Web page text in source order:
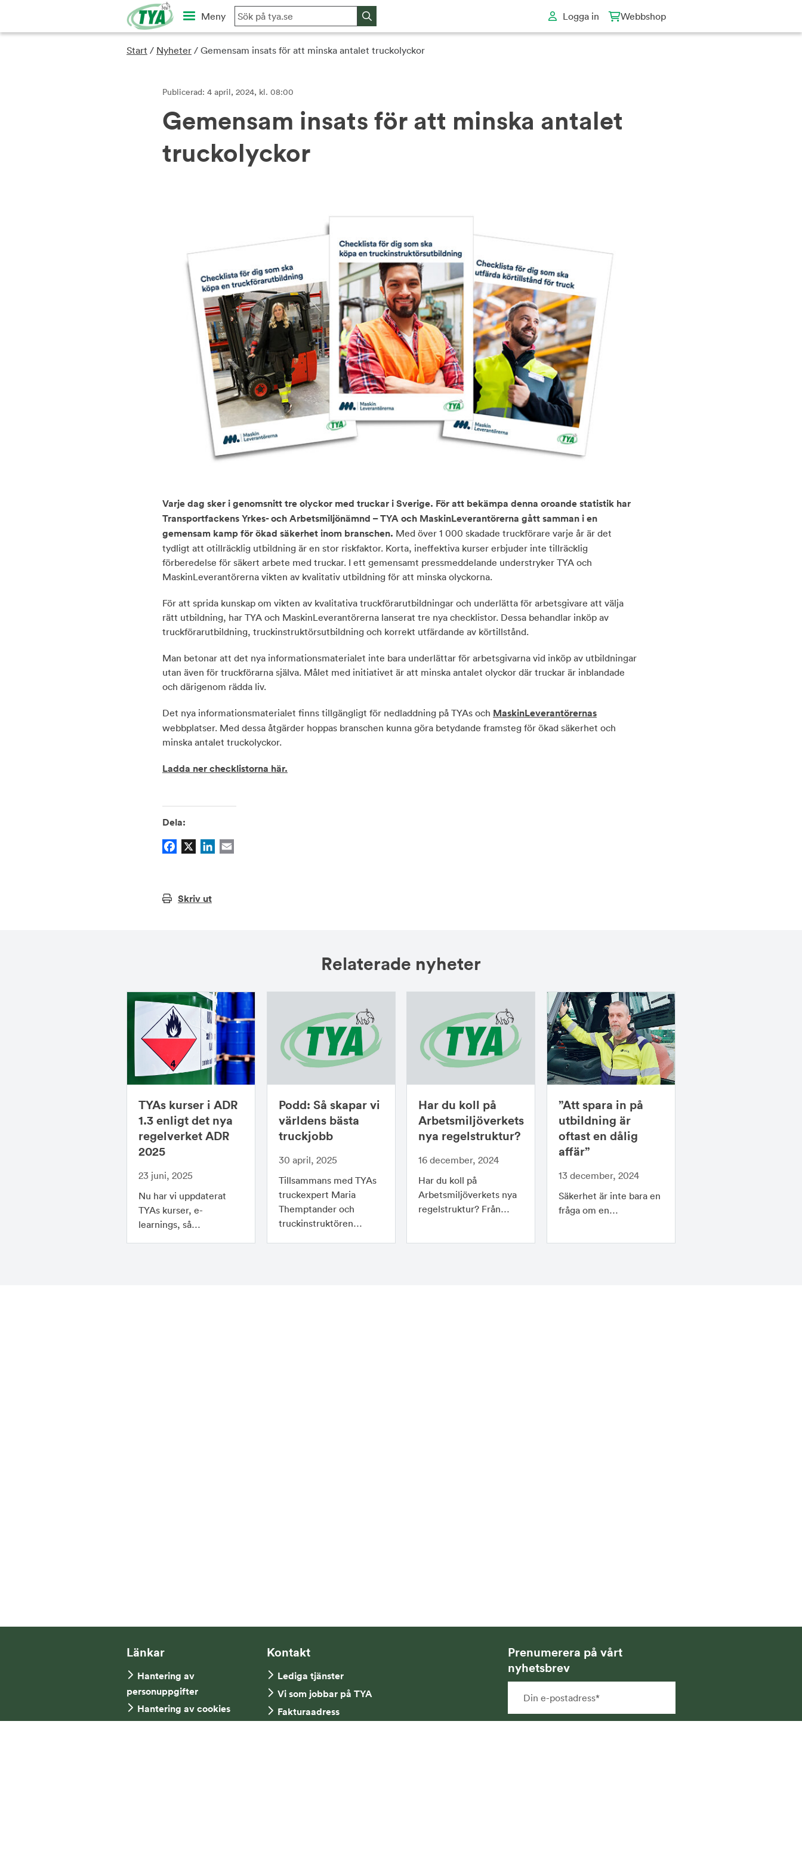
content
Meny Logga in Webbshop
Start / Nyheter / Gemensam insats för att minska antalet truckolyckor
Publicerad: 4 april, 2024, kl. 08:00
Gemensam insats för att minska antalet
truckolyckor
Varje dag sker i genomsnitt tre olyckor med truckar i Sverige. För att bekämpa denna oroande statistik har
Transportfackens Yrkes- och Arbetsmiljönämnd – TYA och MaskinLeverantörerna gått samman i en
gemensam kamp för ökad säkerhet inom branschen. Med över 1 000 skadade truckförare varje år är det
tydligt att otillräcklig utbildning är en stor riskfaktor. Korta, ineffektiva kurser erbjuder inte tillräcklig
förberedelse för säkert arbete med truckar. I ett gemensamt pressmeddelande understryker TYA och
MaskinLeverantörerna vikten av kvalitativ utbildning för att minska olyckorna.
För att sprida kunskap om vikten av kvalitativa truckförarutbildningar och underlätta för arbetsgivare att välja
rätt utbildning, har TYA och MaskinLeverantörerna lanserat tre nya checklistor. Dessa behandlar inköp av
truckförarutbildning, truckinstruktörsutbildning och korrekt utfärdande av körtillstånd.
Man betonar att det nya informationsmaterialet inte bara underlättar för arbetsgivarna vid inköp av utbildningar
utan även för truckförarna själva. Målet med initiativet är att minska antalet olyckor där truckar är inblandade
och därigenom rädda liv.
Det nya informationsmaterialet finns tillgängligt för nedladdning på TYAs och MaskinLeverantörernas
webbplatser. Med dessa åtgärder hoppas branschen kunna göra betydande framsteg för ökad säkerhet och
minska antalet truckolyckor.
Ladda ner checklistorna här.
Dela:
Facebook
LinkedIn
Skriv ut
Relaterade nyheter
TYAs kurser i ADR
1.3 enligt det nya
regelverket ADR
2025
23 juni, 2025
Nu har vi uppdaterat
TYAs kurser, e-
learnings, så…
Podd: Så skapar vi
världens bästa
truckjobb
30 april, 2025
Tillsammans med TYAs
truckexpert Maria
Themptander och
truckinstruktören…
Har du koll på
Arbetsmiljöverkets
nya regelstruktur?
16 december, 2024
Har du koll på
Arbetsmiljöverkets nya
regelstruktur? Från…
”Att spara in på
utbildning är
oftast en dålig
affär”
13 december, 2024
Säkerhet är inte bara en
fråga om en…
Länkar
Hantering av
personuppgifter
Hantering av cookies
Kontakt
Lediga tjänster
Vi som jobbar på TYA
Fakturaadress
Prenumerera på vårt
nyhetsbrev